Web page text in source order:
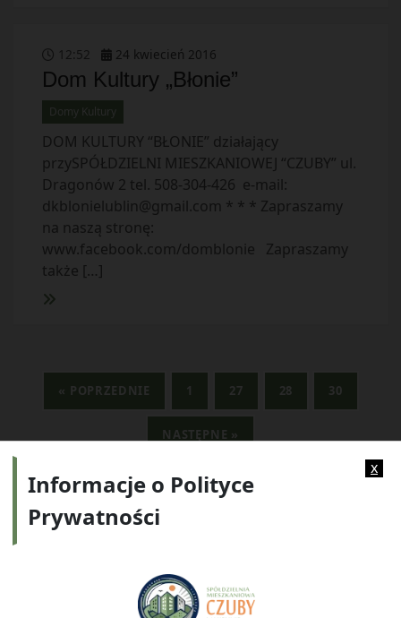
12 52 24 kwiecień 2016
Dom Kultury „Błonie”
Domy Kultury
DOM KULTURY “BŁONIE” działający
przySPÓŁDZIELNI MIESZKANIOWEJ “CZUBY” ul.
Dragonów 2 tel. 508-304-426 e-mail:
dkblonielublin@gmail.com * * * Zapraszamy
na naszą stronę:
www.facebook.com/domblonie Zapraszamy
także […]
« POPRZEDNIE 1 27 28 30
NASTĘPNE »
x
Informacje o Polityce
Prywatności